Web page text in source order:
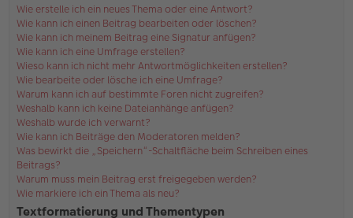
Wie erstelle ich ein neues Thema oder eine Antwort?
Wie kann ich einen Beitrag bearbeiten oder löschen?
Wie kann ich meinem Beitrag eine Signatur anfügen?
Wie kann ich eine Umfrage erstellen?
Wieso kann ich nicht mehr Antwortmöglichkeiten erstellen?
Wie bearbeite oder lösche ich eine Umfrage?
Warum kann ich auf bestimmte Foren nicht zugreifen?
Weshalb kann ich keine Dateianhänge anfügen?
Weshalb wurde ich verwarnt?
Wie kann ich Beiträge den Moderatoren melden?
Was bewirkt die „Speichern“-Schaltfläche beim Schreiben eines
Beitrags?
Warum muss mein Beitrag erst freigegeben werden?
Wie markiere ich ein Thema als neu?
Textformatierung und Thementypen